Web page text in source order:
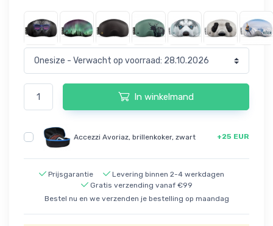
In winkelmand
Accezzi Avoriaz, brillenkoker, zwart +25 EUR
Prijsgarantie
Levering binnen 2-4 werkdagen
Gratis verzending vanaf €99
Bestel nu en we verzenden je bestelling op maandag